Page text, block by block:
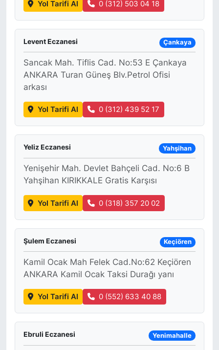
Yol Tarifi Al 0 (312) 503 04 18
Levent Eczanesi Çankaya
Sancak Mah. Tiflis Cad. No:53 E Çankaya
ANKARA Turan Güneş Blv.Petrol Ofisi
arkası
Yol Tarifi Al 0 (312) 439 52 17
Yeliz Eczanesi Yahşihan
Yenişehir Mah. Devlet Bahçeli Cad. No:6 B
Yahşihan KIRIKKALE Gratis Karşısı
Yol Tarifi Al 0 (318) 357 20 02
Şulem Eczanesi Keçiören
Kamil Ocak Mah Felek Cad.No:62 Keçiören
ANKARA Kamil Ocak Taksi Durağı yanı
Yol Tarifi Al 0 (552) 633 40 88
Ebruli Eczanesi Yenimahalle